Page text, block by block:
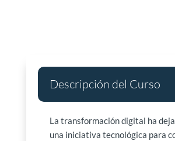
Descripción del Curso
La transformación digital ha
una iniciativa tecnológica para